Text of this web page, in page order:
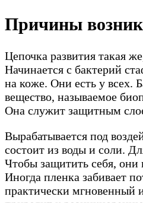
Причины
Цепочка развития такая
Начинается с бактерий
на коже. Они есть у всех.
вещество, называемое
Она служит защитным
Вырабатывается под
состоит из воды и соли.
Чтобы защитить себя, они
Иногда пленка забивает
практически мгновенный